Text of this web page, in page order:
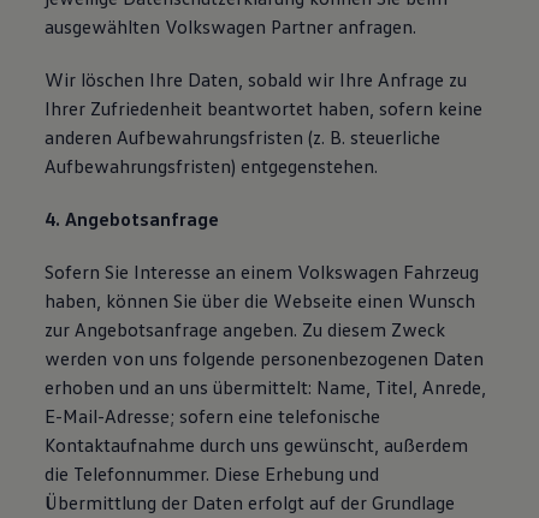
ausgewählten Volkswagen Partner anfragen.
Wir löschen Ihre Daten, sobald wir Ihre Anfrage zu
Ihrer Zufriedenheit beantwortet haben, sofern keine
anderen Aufbewahrungsfristen (z. B. steuerliche
Aufbewahrungsfristen) entgegenstehen.
4. Angebotsanfrage
Sofern Sie Interesse an einem Volkswagen Fahrzeug
haben, können Sie über die Webseite einen Wunsch
zur Angebotsanfrage angeben. Zu diesem Zweck
werden von uns folgende personenbezogenen Daten
erhoben und an uns übermittelt: Name, Titel, Anrede,
E-Mail-Adresse; sofern eine telefonische
Kontaktaufnahme durch uns gewünscht, außerdem
die Telefonnummer. Diese Erhebung und
Übermittlung der Daten erfolgt auf der Grundlage